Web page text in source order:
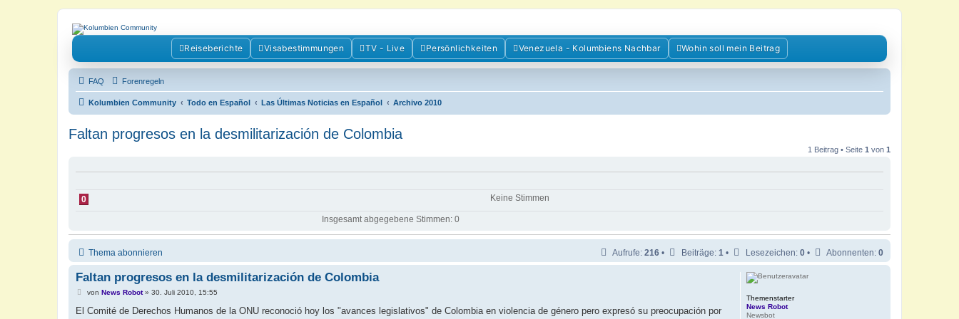
Kolumbienforum - Das grosse Forum der Freunde Kolumbiens
Reisen, Auswandern, Kultur, Politik, Geschichte und Visum in Kolumbien und Venezuela. Austausch, Erfahrungen und Gemeinschaft im Kolumbienforum
Reiseberichte Visabestimmungen TV - Live Persönlichkeiten Venezuela - Kolumbiens Nachbar Wohin soll mein Beitrag
FAQ Forenregeln
Kolumbien Community Todo en Español Las Últimas Noticias en Español Archivo 2010
Faltan progresos en la desmilitarización de Colombia
1 Beitrag • Seite 1 von 1
0 Keine Stimmen
Insgesamt abgegebene Stimmen: 0
Thema abonnieren Aufrufe: 216 • Beiträge: 1 • Lesezeichen: 0 • Abonnenten: 0
Themenstarter
News Robot
Newsbot
Faltan progresos en la desmilitarización de Colombia
Bvon News Robot» 30. Juli 2010, 15:55
El Comité de Derechos Humanos de la ONU reconoció hoy los "avances legislativos" de Colombia en violencia de género pero expresó su preocupación por